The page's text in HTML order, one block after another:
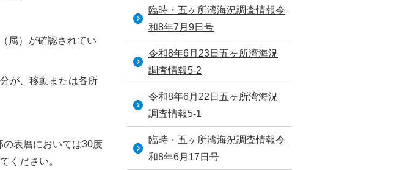
属）が確認されてい
が、移動または各所
の表層においては30度
ください。
臨時・五ヶ所湾海況調査情報令
和8年7月9日号
令和8年6月23日五ヶ所湾海況
調査情報5-2
令和8年6月22日五ヶ所湾海況
調査情報5-1
臨時・五ヶ所湾海況調査情報令
和8年6月17日号